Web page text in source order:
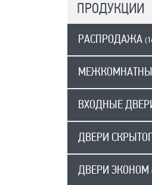
ПРОДУКЦИИ
РАСПРОДАЖА
ВХОДНЫЕ
ДВЕРИ
ДВЕРИ ЭКОНОМ